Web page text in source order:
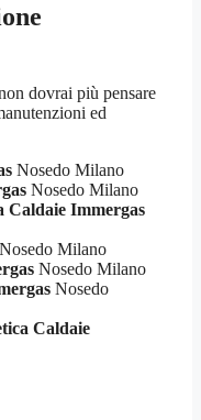
dovrai più pensare
ed
Nosedo Milano
Nosedo Milano
Caldaie Immergas
Nosedo Milano
Nosedo Milano
Nosedo
Caldaie